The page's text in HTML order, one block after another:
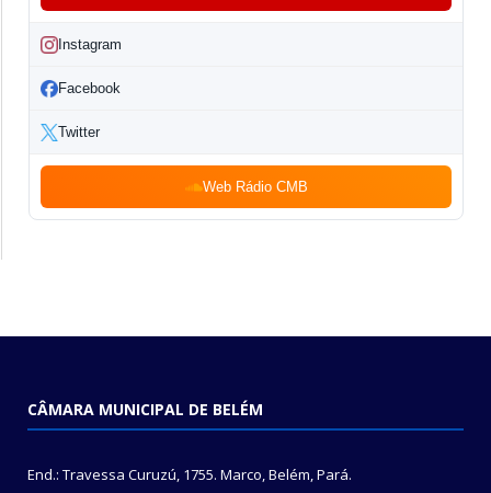
Instagram
Facebook
Twitter
Web Rádio CMB
CÂMARA MUNICIPAL DE BELÉM
End.: Travessa Curuzú, 1755. Marco, Belém, Pará.